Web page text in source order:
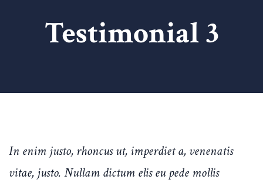
Testimonial 3
In enim justo, rhoncus ut, imperdiet a, venenatis
vitae, justo. Nullam dictum elis eu pede mollis